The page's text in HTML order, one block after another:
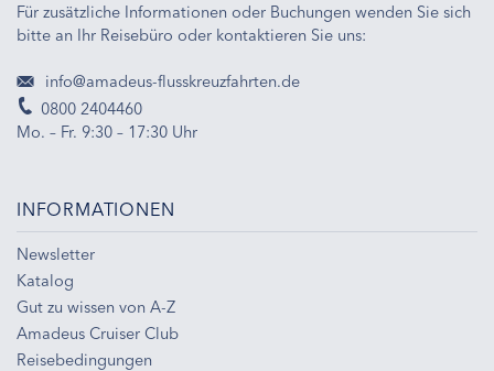
Für zusätzliche Informationen oder Buchungen wenden Sie sich
bitte an Ihr Reisebüro oder kontaktieren Sie uns:
info@amadeus-flusskreuzfahrten.de
0800 2404460
Mo. – Fr. 9:30 – 17:30 Uhr
INFORMATIONEN
Newsletter
Katalog
Gut zu wissen von A-Z
Amadeus Cruiser Club
Reisebedingungen